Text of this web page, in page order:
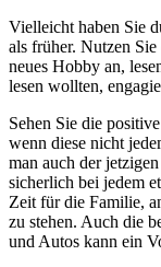
Vielleicht haben Sie
als früher. Nutzen
neues Hobby an,
lesen wollten,
Sehen Sie die
wenn diese nicht
man auch der
sicherlich bei jedem
Zeit für die Familie,
zu stehen. Auch die
und Autos kann ein